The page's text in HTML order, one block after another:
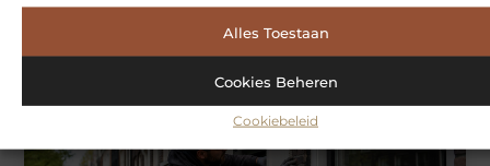
Alles Toestaan
Cookies Beheren
Cookiebeleid
effectieve workout